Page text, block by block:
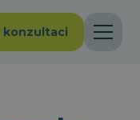
konzultaci